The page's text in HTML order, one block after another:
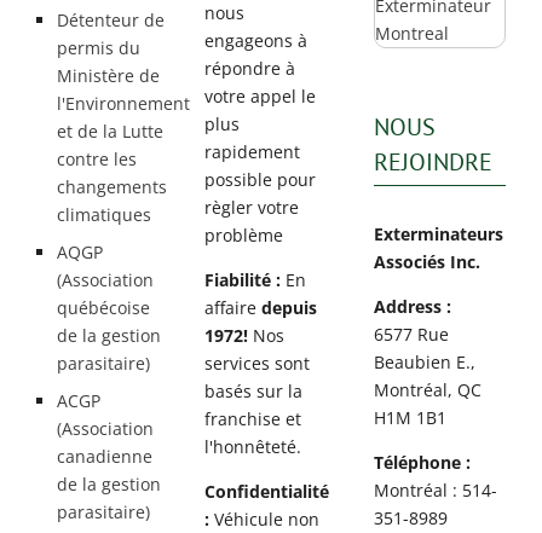
Détenteur de
permis du
Ministère de
l'Environnement
et de la Lutte
contre les
changements
climatiques
AQGP
(Association
québécoise
de la gestion
parasitaire)
ACGP
(Association
canadienne
de la gestion
parasitaire)
nous
engageons à
répondre à
votre appel le
plus
rapidement
possible pour
règler votre
problème
Fiabilité : En
affairedepuis
1972! Nos
services sont
basés sur la
franchise et
l'honnêteté.
Confidentialité
: Véhicule non
NOUS
REJOINDRE
Exterminateurs
Associés Inc.
Address :
6577 Rue
Beaubien E.,
Montréal, QC
H1M 1B1
Téléphone :
Montréal : 514-
351-8989